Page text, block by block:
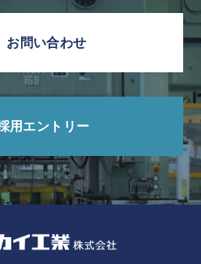
お問い合わせ
用エントリー